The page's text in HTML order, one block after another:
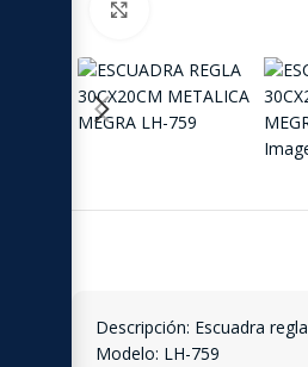
Descripción: Escuadra regla
Modelo: LH-759